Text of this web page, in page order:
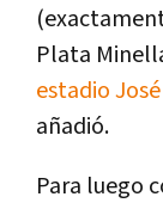
Plata
estadio
añadió.
Para luego